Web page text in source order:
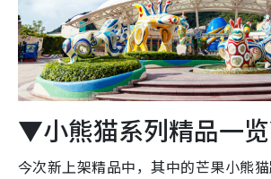
▼小熊猫系列精品一
今次新上架精品中，其中的芒果小熊